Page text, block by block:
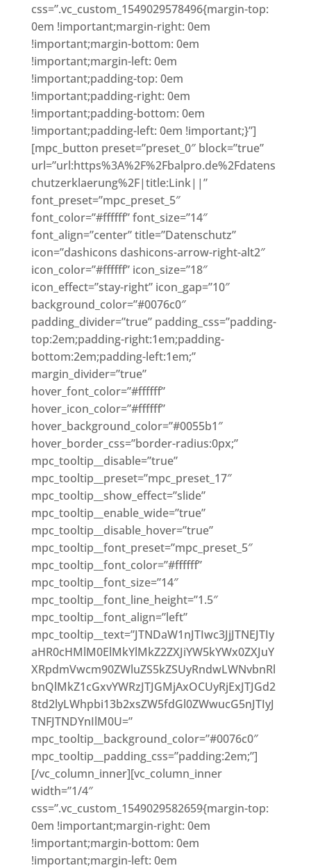
css=”.vc_custom_1549029578496{margin-top:
0em !important;margin-right: 0em
!important;margin-bottom: 0em
!important;margin-left: 0em
!important;padding-top: 0em
!important;padding-right: 0em
!important;padding-bottom: 0em
!important;padding-left: 0em !important;}”]
[mpc_button preset=”preset_0″ block=”true”
url=”url:https%3A%2F%2Fbalpro.de%2Fdatens
chutzerklaerung%2F|title:Link||”
font_preset=”mpc_preset_5″
font_color=”#ffffff” font_size=”14″
font_align=”center” title=”Datenschutz”
icon=”dashicons dashicons-arrow-right-alt2″
icon_color=”#ffffff” icon_size=”18″
icon_effect=”stay-right” icon_gap=”10″
background_color=”#0076c0″
padding_divider=”true” padding_css=”padding-
top:2em;padding-right:1em;padding-
bottom:2em;padding-left:1em;”
margin_divider=”true”
hover_font_color=”#ffffff”
hover_icon_color=”#ffffff”
hover_background_color=”#0055b1″
hover_border_css=”border-radius:0px;”
mpc_tooltip__disable=”true”
mpc_tooltip__preset=”mpc_preset_17″
mpc_tooltip__show_effect=”slide”
mpc_tooltip__enable_wide=”true”
mpc_tooltip__disable_hover=”true”
mpc_tooltip__font_preset=”mpc_preset_5″
mpc_tooltip__font_color=”#ffffff”
mpc_tooltip__font_size=”14″
mpc_tooltip__font_line_height=”1.5″
mpc_tooltip__font_align=”left”
mpc_tooltip__text=”JTNDaW1nJTIwc3JjJTNEJTIy
aHR0cHMlM0ElMkYlMkZ2ZXJiYW5kYWx0ZXJuY
XRpdmVwcm90ZWluZS5kZSUyRndwLWNvbnRl
bnQlMkZ1cGxvYWRzJTJGMjAxOCUyRjExJTJGd2
8td2lyLWhpbi13b2xsZW5fdGl0ZWwucG5nJTIyJ
TNFJTNDYnIlM0U=”
mpc_tooltip__background_color=”#0076c0″
mpc_tooltip__padding_css=”padding:2em;”]
[/vc_column_inner][vc_column_inner
width=”1/4″
css=”.vc_custom_1549029582659{margin-top:
0em !important;margin-right: 0em
!important;margin-bottom: 0em
!important;margin-left: 0em